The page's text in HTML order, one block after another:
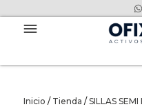
Inicio / Tienda / SILLAS